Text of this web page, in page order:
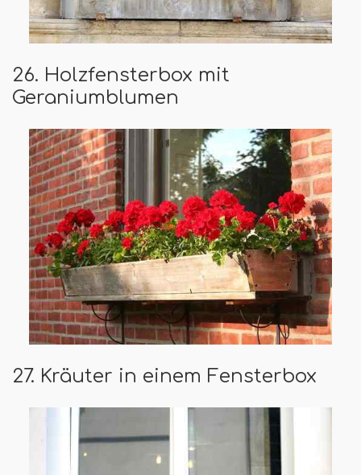
26. Holzfensterbox mit
Geraniumblumen
27. Kräuter in einem Fensterbox